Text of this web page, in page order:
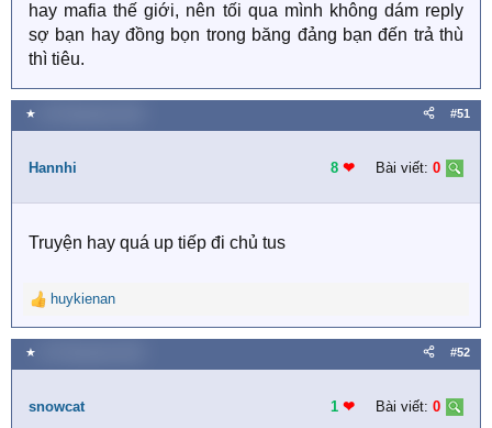
hay mafia thế giới, nên tối qua mình không dám reply
sợ bạn hay đồng bọn trong băng đảng bạn đến trả thù
thì tiêu.
★ #51
Hannhi 8 ❤︎ Bài viết: 0
Truyện hay quá up tiếp đi chủ tus
R
e
a
c
i
huykienan
★ #52
snowcat 1 ❤︎ Bài viết: 0